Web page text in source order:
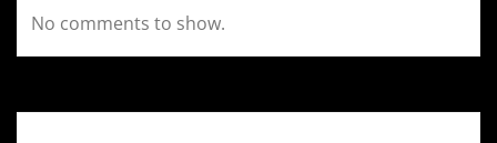
No comments to show.